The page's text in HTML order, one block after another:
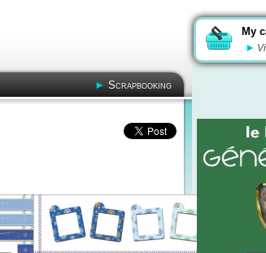
My
Scrapbooking